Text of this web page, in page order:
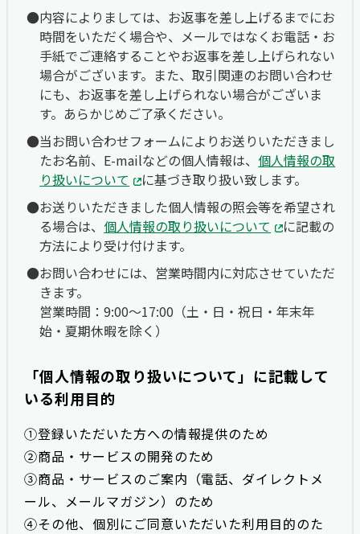
内容によりましては、お返事を差し上げるまでにお
時間をいただく場合や、メールではなくお電話・お
手紙でご連絡することやお返事を差し上げられない
場合がございます。また、取引関連のお問い合わせ
にも、お返事を差し上げられない場合がございま
す。あらかじめご了承ください。
当お問い合わせフォームによりお送りいただきまし
たお名前、E-mailなどの個人情報は、 個人情報の取
り扱いについて
に基づき取り扱い致します。
お送りいただきました個人情報の照会等を希望され
る場合は、 個人情報の取り扱いについて
に記載の
方法により受け付けます。
お問い合わせには、営業時間内に対応させていただ
きます。
営業時間：9:00〜17:00（土・日・祝日・年末年
始・夏期休暇を除く）
「個人情報の取り扱いについて」に記載して
いる利用目的
①登録いただいた方への情報提供のため
②商品・サービスの開発のため
③商品・サービスのご案内（電話、ダイレクトメ
ール、メールマガジン）のため
④その他、個別にご同意いただいた利用目的のた